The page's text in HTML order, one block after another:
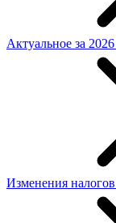
Актуальное за
Изменения